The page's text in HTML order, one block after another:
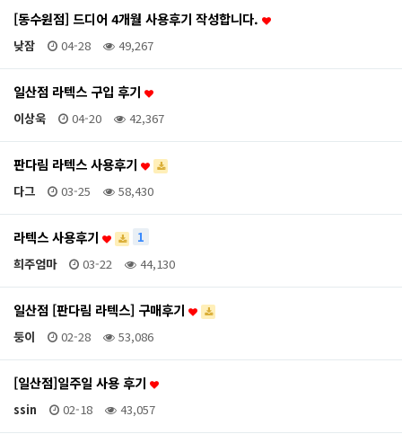
[동수원점] 드디어 4개월 사용후기 작성합니다.
낮잠 04-28 49,267
일산점 라텍스 구입 후기
이상욱 04-20 42,367
판다림 라텍스 사용후기
다그 03-25 58,430
라텍스 사용후기
1
희주엄마
03-22 44,130
일산점 [판다림 라텍스] 구매후기
둥이 02-28 53,086
[일산점]일주일 사용 후기
ssin 02-18 43,057